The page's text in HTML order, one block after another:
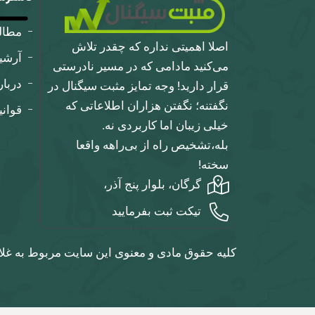
اصلا اهمیتی نداره که چقدر تلاش
می‌کنید مادامی که در مسیر نادرستی
قرار دارید! وجه تمایز مثبت سیگنال در
نگفتنه؛ نگفتن هزاران اطلاعاتی که
خیلی زیبان اما کاربردی نه.
بله،تشخیص راه از بی‌راهه واقعا
سخته!
گرگان، بلوار پنج آذر،
تیکت ثبت بفرمایید
کلیه حقوق مادی و معنوی این سایت مربوط به